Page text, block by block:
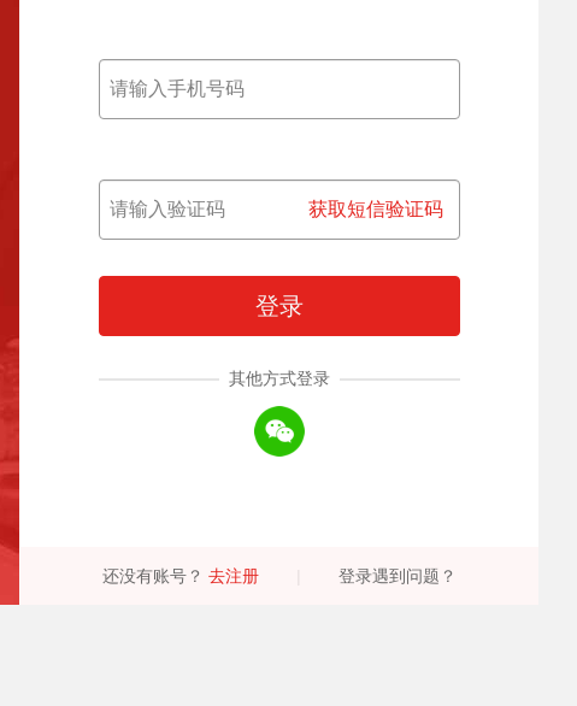
获取短信验证码
登录
其他方式登录
还没有账号？ 去注册 登录遇到问题？